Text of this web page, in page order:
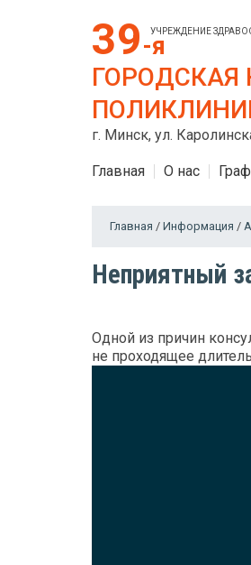
39-я
УЧРЕЖДЕНИЕ
ГОРОДСКАЯ
г. Минск, ул.
Главная О нас
Главная / Информация /
Неприятный
Одной из причин
не проходящее